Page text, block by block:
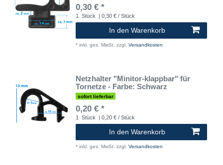
0,30 € *
1 Stück | 0,30 € / Stück
In den Warenkorb
* inkl. ges. MwSt. zzgl. Versandkosten
Netzhalter "Minitor-klappbar" für
Tornetze - Farbe: Schwarz
sofort lieferbar
0,20 € *
1 Stück | 0,20 € / Stück
In den Warenkorb
* inkl. ges. MwSt. zzgl. Versandkosten